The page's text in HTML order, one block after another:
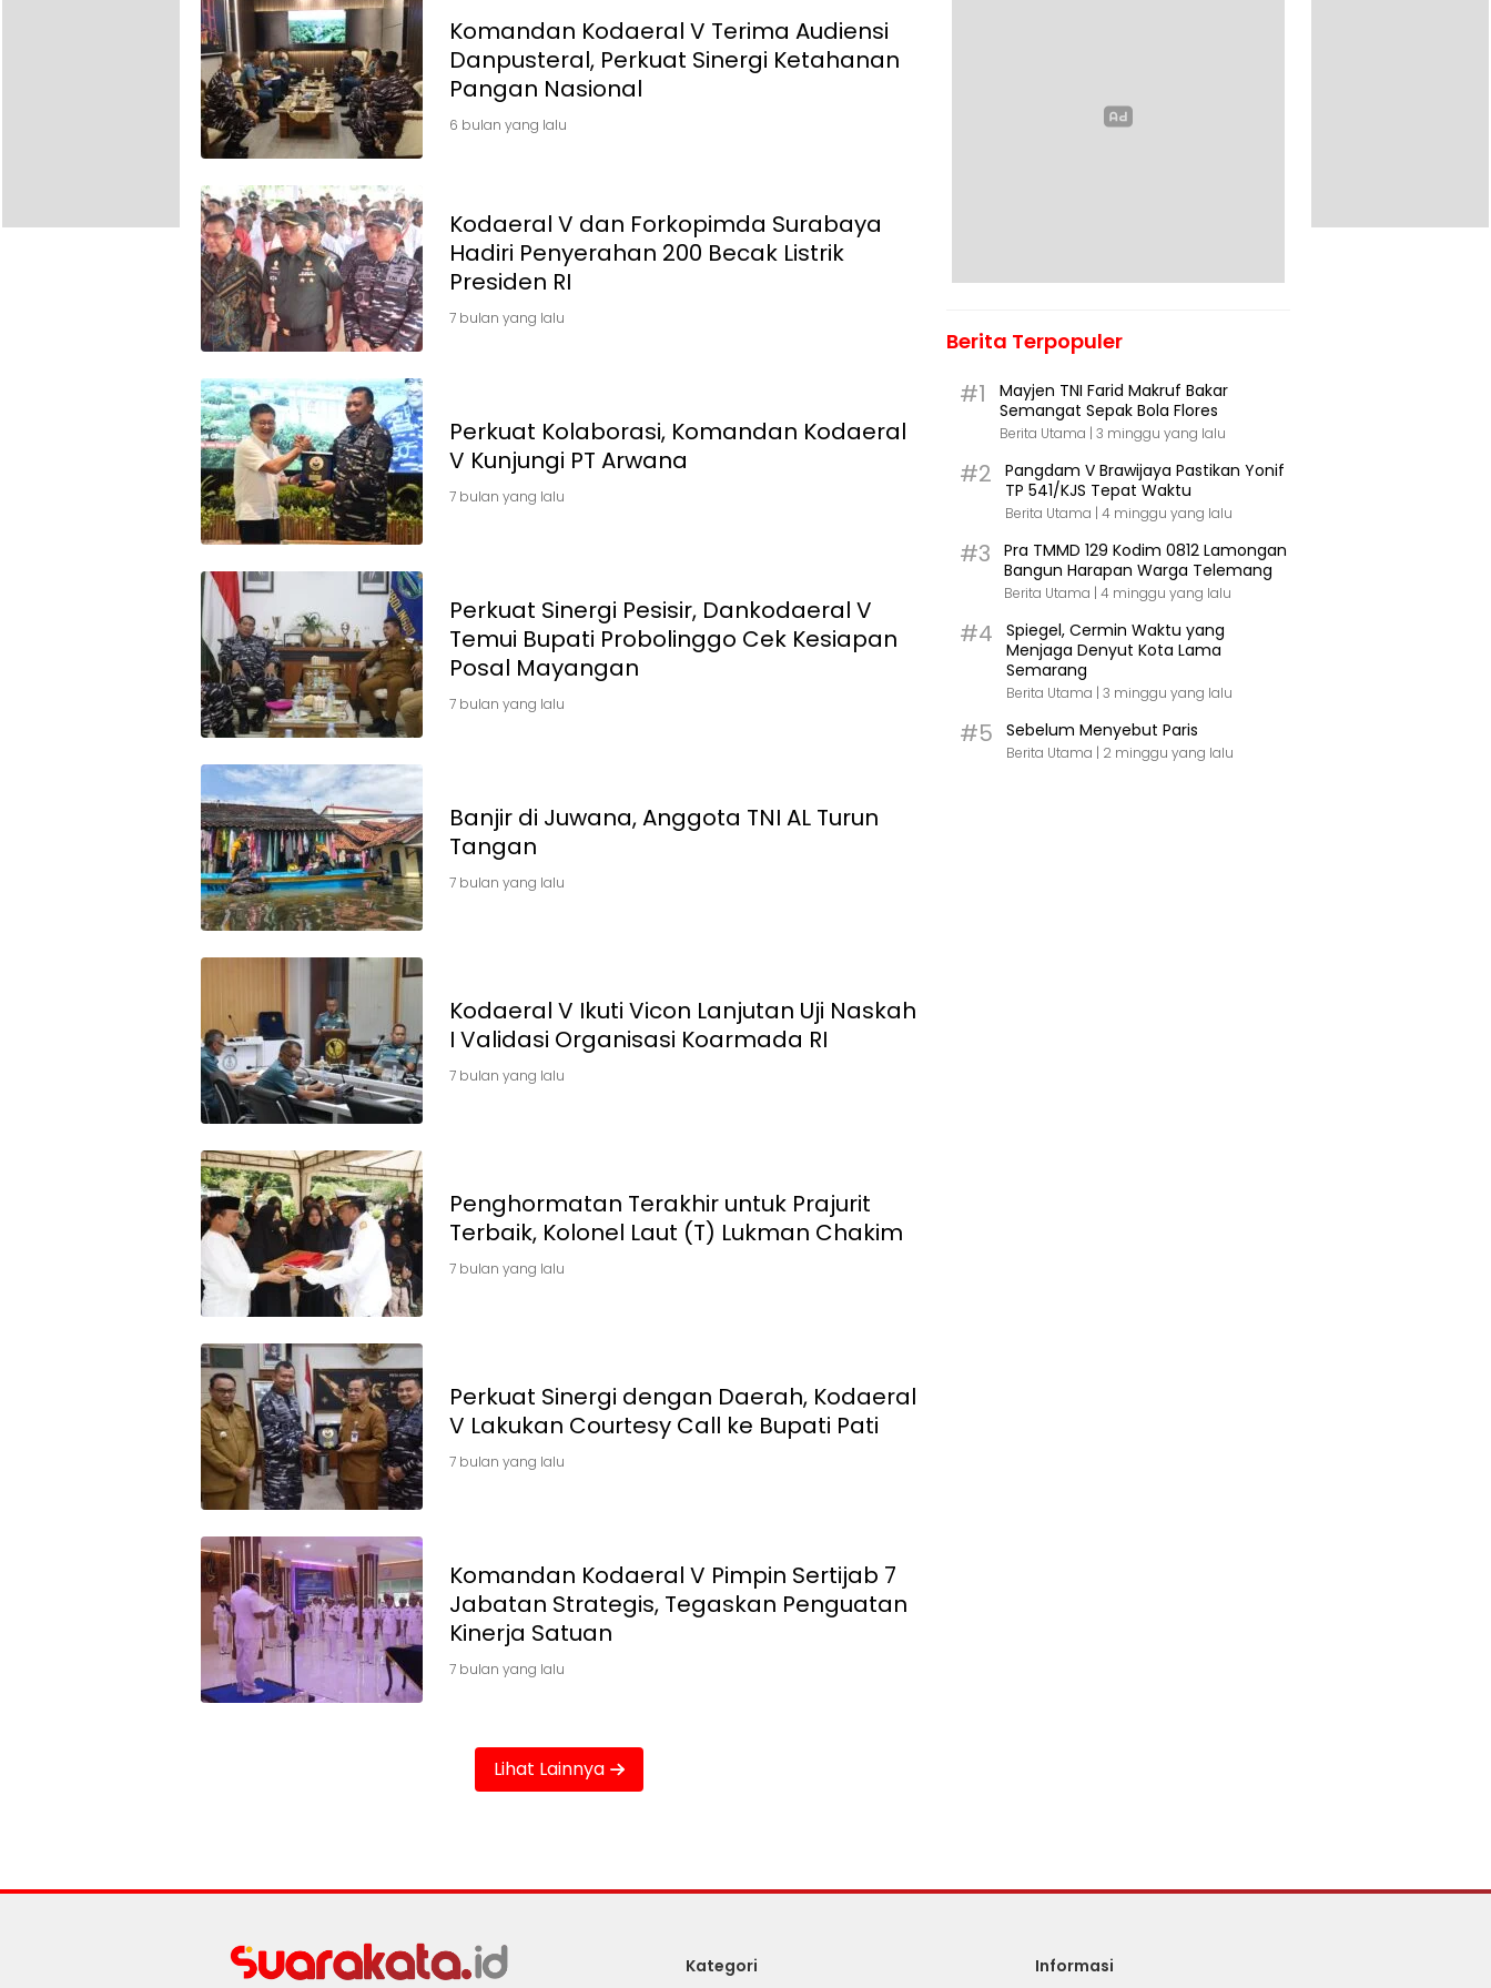
Komandan Kodaeral V Terima Audiensi
Danpusteral, Perkuat Sinergi Ketahanan
6 bulan yang lalu
Kodaeral V dan Forkopimda Surabaya
Hadiri Penyerahan 200 Becak Listrik
Presiden RI
7 bulan yang lalu
Perkuat Kolaborasi, Komandan Kodaeral
V Kunjungi PT Arwana
7 bulan yang lalu
Perkuat Sinergi Pesisir, Dankodaeral V
Temui Bupati Probolinggo Cek Kesiapan
Posal Mayangan
7 bulan yang lalu
Banjir di Juwana, Anggota TNI AL Turun
Tangan
7 bulan yang lalu
Kodaeral V Ikuti Vicon Lanjutan Uji Naskah
I Validasi Organisasi Koarmada RI
7 bulan yang lalu
Penghormatan Terakhir untuk Prajurit
Terbaik, Kolonel Laut (T) Lukman Chakim
7 bulan yang lalu
Perkuat Sinergi dengan Daerah, Kodaeral
V Lakukan Courtesy Call ke Bupati Pati
7 bulan yang lalu
Komandan Kodaeral V Pimpin Sertijab 7
Jabatan Strategis, Tegaskan Penguatan
Kinerja Satuan
7 bulan yang lalu
Lihat Lainnya
Berita Terpopuler
#1
Mayjen TNI Farid Makruf Bakar
Semangat Sepak Bola Flores
Berita Utama | 3 minggu yang lalu
#2
Pangdam V Brawijaya Pastikan Yonif
TP 541/KJS Tepat Waktu
Berita Utama | 4 minggu yang lalu
#3
Pra TMMD 129 Kodim 0812 Lamongan
Bangun Harapan Warga Telemang
Berita Utama | 4 minggu yang lalu
#4
Spiegel, Cermin Waktu yang
Menjaga Denyut Kota Lama
Semarang
Berita Utama | 3 minggu yang lalu
#5 Sebelum Menyebut Paris
Berita Utama | 2 minggu yang lalu
Kategori Informasi